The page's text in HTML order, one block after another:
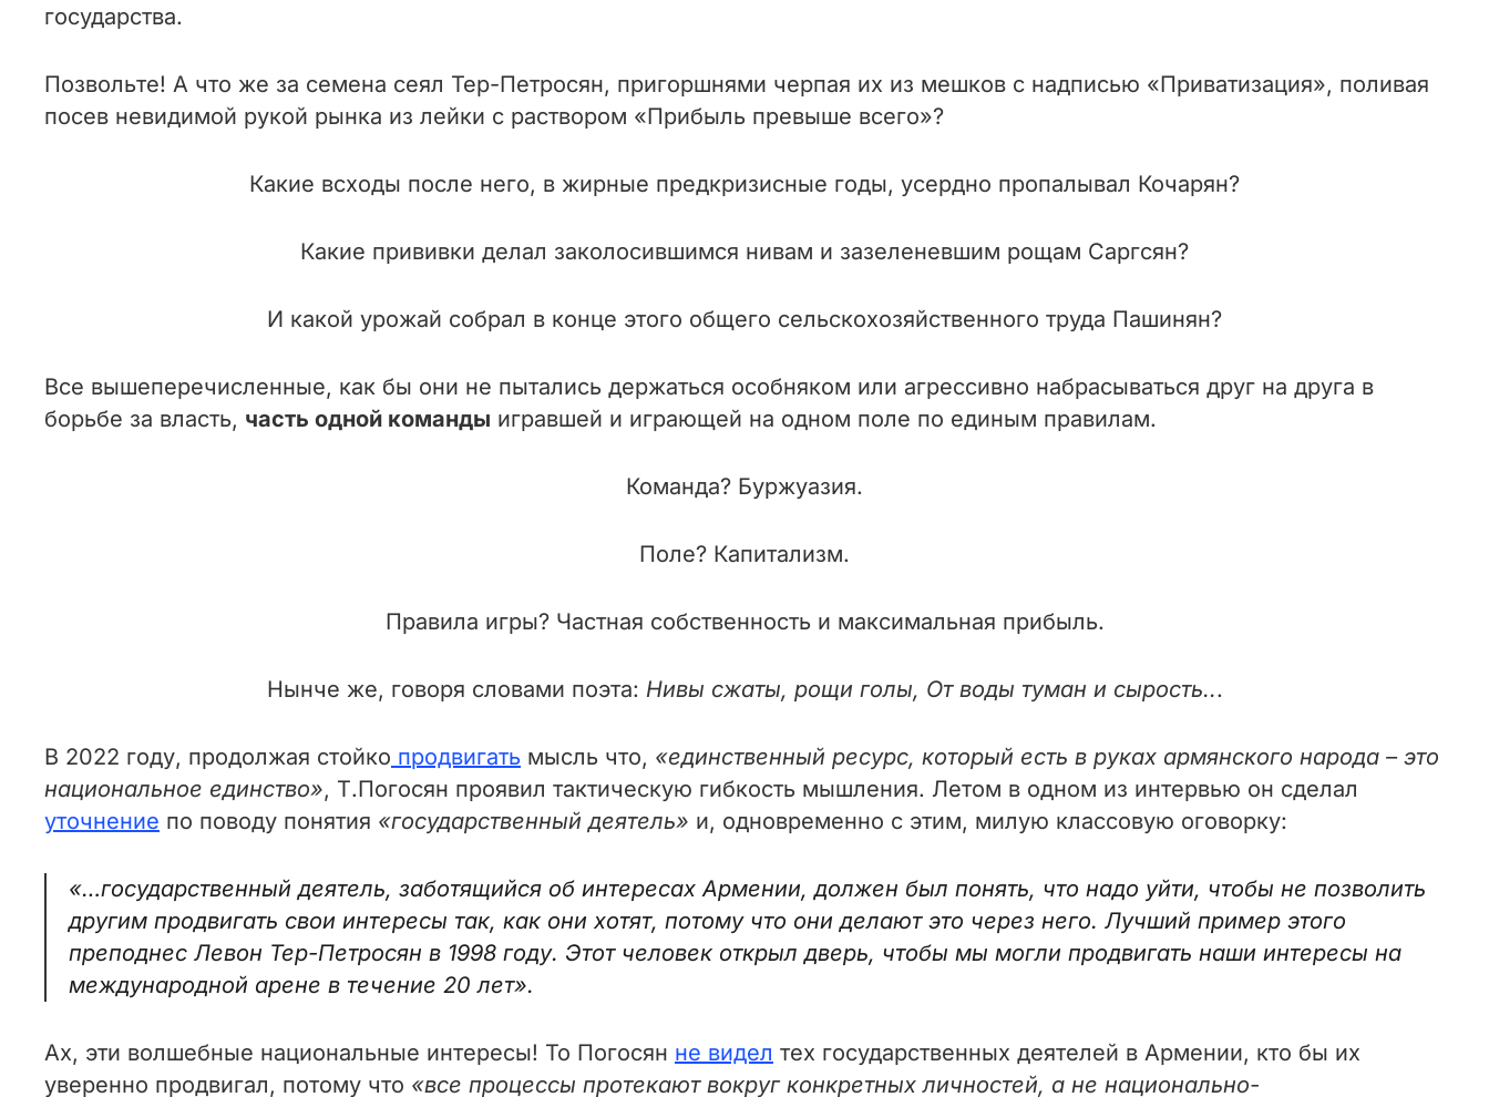
государства.
Позвольте! А что же за семена сеял Тер-Петросян, пригоршнями черпая их из мешков с надписью «Приватизация», поливая
посев невидимой рукой рынка из лейки с раствором «Прибыль превыше всего»?
Какие всходы после него, в жирные предкризисные годы, усердно пропалывал Кочарян?
Какие прививки делал заколосившимся нивам и зазеленевшим рощам Саргсян?
И какой урожай собрал в конце этого общего сельскохозяйственного труда Пашинян?
Все вышеперечисленные, как бы они не пытались держаться особняком или агрессивно набрасываться друг на друга в
борьбе за власть, часть одной команды игравшей и играющей на одном поле по единым правилам.
Команда? Буржуазия.
Поле? Капитализм.
Правила игры? Частная собственность и максимальная прибыль.
Нынче же, говоря словами поэта: Нивы сжаты, рощи голы, От воды туман и сырость...
В 2022 году, продолжая стойко продвигать мысль что, «единственный ресурс, который есть в руках армянского народа – это
национальное единство», Т.Погосян проявил тактическую гибкость мышления. Летом в одном из интервью он сделал
уточнение по поводу понятия «государственный деятель» и, одновременно с этим, милую классовую оговорку:
«…государственный деятель, заботящийся об интересах Армении, должен был понять, что надо уйти, чтобы не позволить
другим продвигать свои интересы так, как они хотят, потому что они делают это через него. Лучший пример этого
преподнес Левон Тер-Петросян в 1998 году. Этот человек открыл дверь, чтобы мы могли продвигать наши интересы на
международной арене в течение 20 лет».
Ах, эти волшебные национальные интересы! То Погосян не видел тех государственных деятелей в Армении, кто бы их
уверенно продвигал, потому что «все процессы протекают вокруг конкретных личностей, а не национально-